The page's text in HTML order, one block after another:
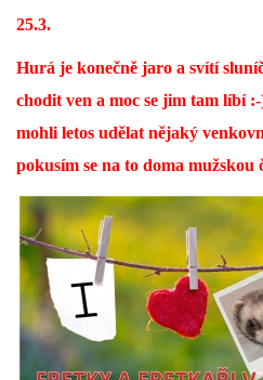
O FRETCE
PÉČE O FRETKU
CHCI SI POŘÍDIT FRETKU
VÝCHOVA FRETKY
NEMOCI FRETEK
25.3.
Hurá je konečně jaro a svítí
chodit ven a moc se jim tam líbí
mohli letos udělat nějaký
pokusím se na to doma